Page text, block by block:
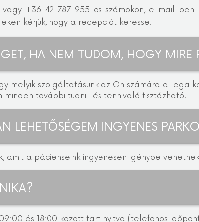
+36 42 787 955-ös számokon, e-mail-ben
kérjük, hogy a recepciót keresse.
HA NEM TUDOM, HOGY
melyik szolgáltatásunk az Ön számára a
további tudni- és tennivaló tisztázható.
LEHETŐSÉGEM INGYENES
amit a pácienseink ingyenesen igénybe
és 18:00 között tart nyitva (telefonos